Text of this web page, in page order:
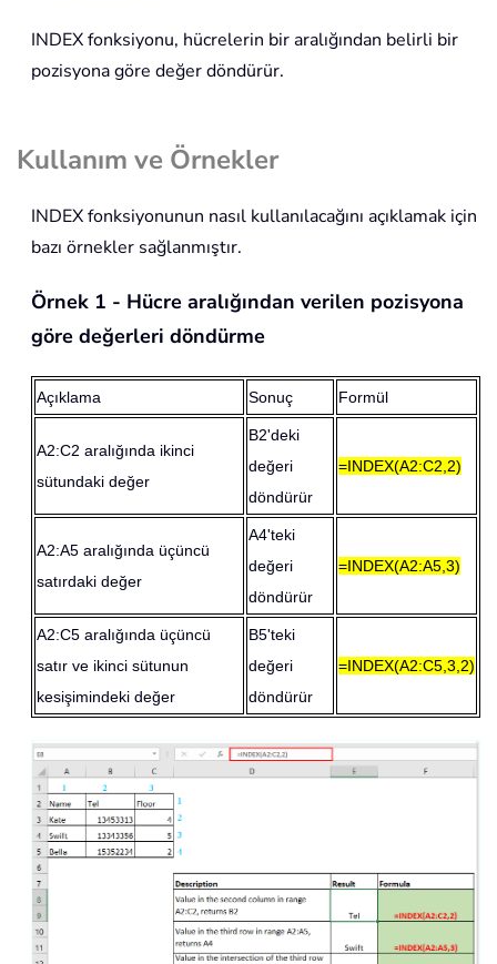
INDEXfonksiyonu, hücrelerin bir aralığından belirli bir
pozisyona göre değer döndürür.
Kullanım ve Örnekler
INDEXfonksiyonunun nasıl kullanılacağını açıklamak için
bazı örnekler sağlanmıştır.
Örnek 1 - Hücre aralığından verilen pozisyona
göre değerleri döndürme
Açıklama Sonuç Formül
A2:C2 aralığında ikinci
sütundaki değer
B2'deki
değeri
döndürür
=INDEX(A2:C2,2)
A2:A5 aralığında üçüncü
satırdaki değer
A4'teki
değeri
döndürür
=INDEX(A2:A5,3)
A2:C5 aralığında üçüncü
satır ve ikinci sütunun
kesişimindeki değer
B5'teki
değeri
döndürür
=INDEX(A2:C5,3,2)